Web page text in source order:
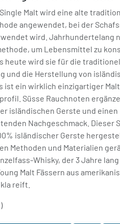
Malt wird eine alte
angewendet, bei der
wird. Jahrhundertelang
um Lebensmittel zu
heute wird sie für die
und die Herstellung von
ist ein wirklich einzigartiger
Süsse Rauchnoten
isländischen Gerste und einen
Nachgeschmack. Dieser
isländischer Gerste
Methoden und Materialien
Whisky, der 3 Jahre lang
Malt Fässern aus
reift.